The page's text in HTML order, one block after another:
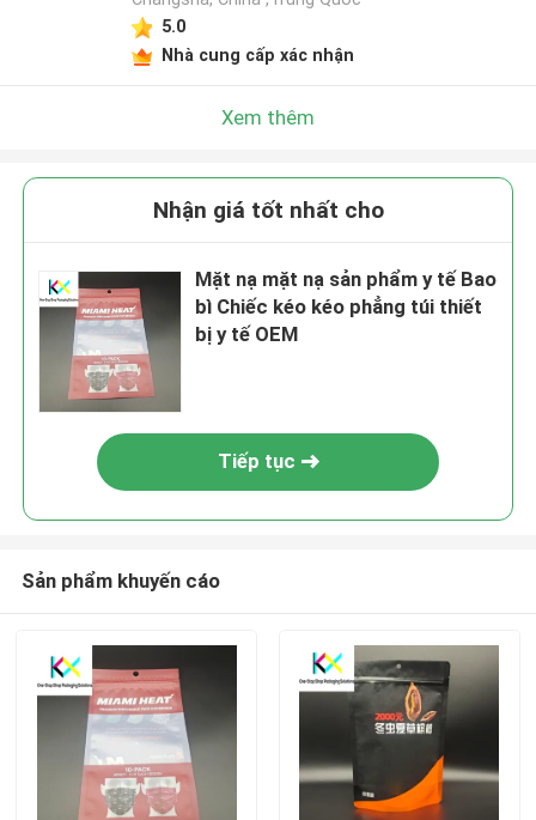
5.0
Nhà cung cấp xác nhận
Xem thêm
Nhận giá tốt nhất cho
Mặt nạ mặt nạ sản phẩm y tế Bao
bì Chiếc kéo kéo phẳng túi thiết
bị y tế OEM
Tiếp tục
Sản phẩm khuyến cáo